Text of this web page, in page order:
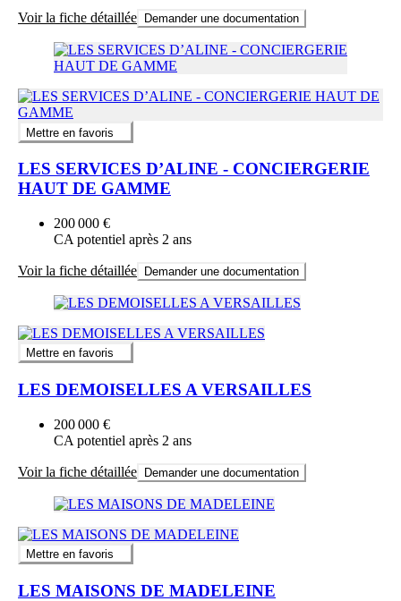
Voir la fiche détaillée Demander une documentation
Mettre en favoris
LES SERVICES D’ALINE - CONCIERGERIE
HAUT DE GAMME
200 000 €
CA potentiel après 2 ans
Voir la fiche détaillée Demander une documentation
Mettre en favoris
LES DEMOISELLES A VERSAILLES
200 000 €
CA potentiel après 2 ans
Voir la fiche détaillée Demander une documentation
Mettre en favoris
LES MAISONS DE MADELEINE